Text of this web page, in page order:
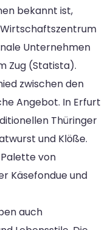
bekannt ist,
Unternehmen
Zug (Statista).
zwischen den
Angebot. In Erfurt
Thüringer
und Klöße.
von
Käsefondue und
auch